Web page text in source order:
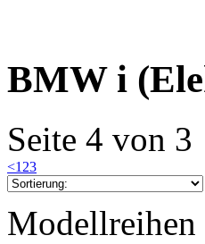
BMW i
Seite 4 von 3
<1 23
Modellreihen